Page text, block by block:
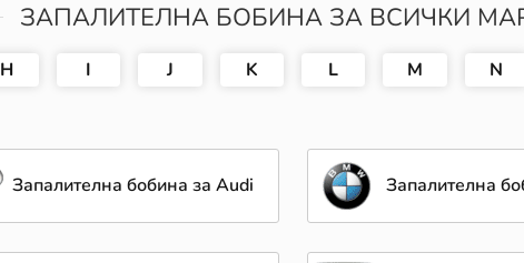
ЗАПАЛИТЕЛНА БОБИНА ЗА ВСИЧКИ
H I J K L M N
Запалителна бобина за Audi Запалителна